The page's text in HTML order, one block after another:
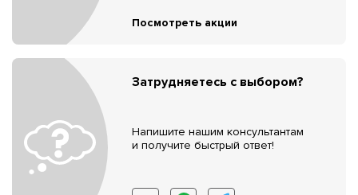
Посмотреть акции
Затрудняетесь с выбором?
Напишите нашим консультантам
и получите быстрый ответ!